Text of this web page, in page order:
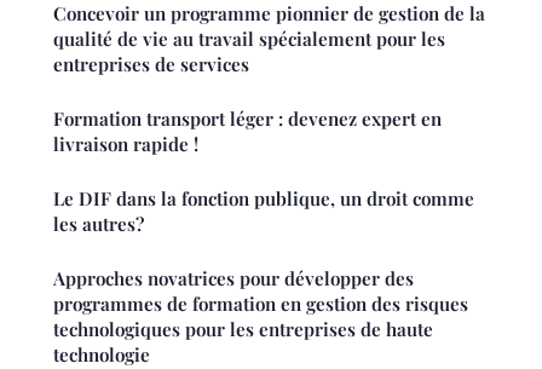
Concevoir un programme pionnier de gestion de la
qualité de vie au travail spécialement pour les
entreprises de services
Formation transport léger : devenez expert en
livraison rapide !
Le DIF dans la fonction publique, un droit comme
les autres?
Approches novatrices pour développer des
programmes de formation en gestion des risques
technologiques pour les entreprises de haute
technologie